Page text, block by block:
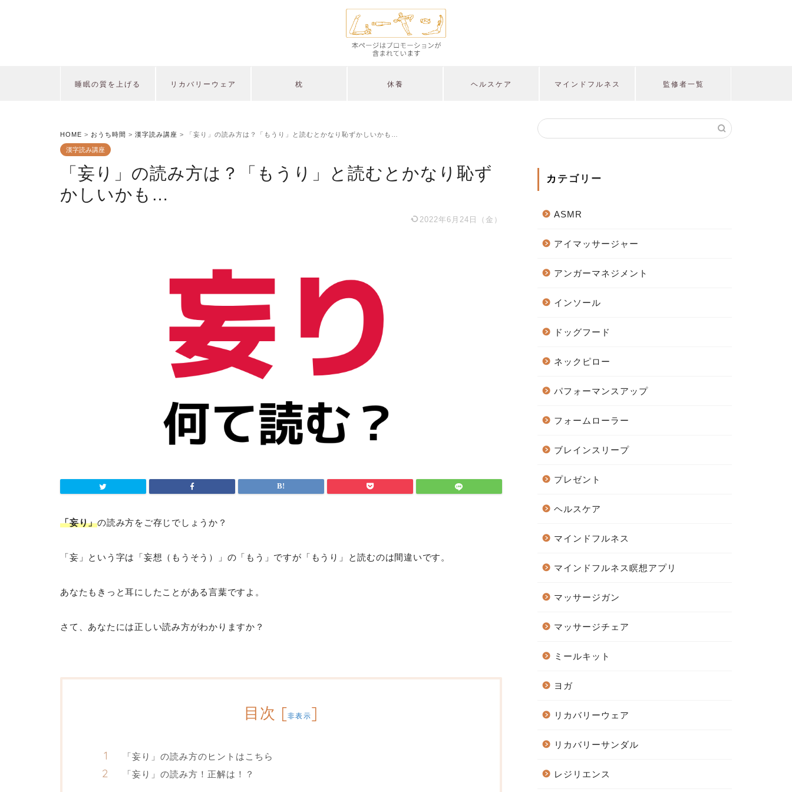
睡眠の質を上げる リカバリーウェア 枕 休養 ヘルスケア マインドフルネス 監修者一覧
HOME > おうち時間 > 漢字読み講座 > 「妄り」の読み方は？「もうり」と読むとかなり恥ずかしいかも…
漢字読み講座
「妄り」の読み方は？「もうり」と読むとかなり恥ず
かしいかも…
2022年6月24日（金）
「妄り」の読み方をご存じでしょうか？
「妄」という字は「妄想（もうそう）」の「もう」ですが「もうり」と読むのは間違いです。
あなたもきっと耳にしたことがある言葉ですよ。
さて、あなたには正しい読み方がわかりますか？
目次 [非表示]
「妄り」の読み方のヒントはこちら
「妄り」の読み方！正解は！？
カテゴリー
ASMR
アイマッサージャー
アンガーマネジメント
インソール
ドッグフード
ネックピロー
パフォーマンスアップ
フォームローラー
ブレインスリープ
プレゼント
ヘルスケア
マインドフルネス
マインドフルネス瞑想アプリ
マッサージガン
マッサージチェア
ミールキット
ヨガ
リカバリーウェア
リカバリーサンダル
レジリエンス